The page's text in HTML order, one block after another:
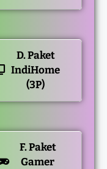
D. Paket
IndiHome
(3P)
F. Paket
Gamer